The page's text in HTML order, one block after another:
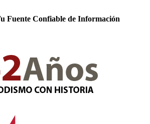
Fuente Confiable de Información